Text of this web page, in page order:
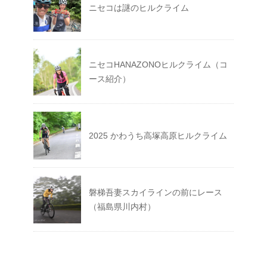
ニセコは謎のヒルクライム
ニセコHANAZONOヒルクライム（コ
ース紹介）
2025 かわうち高塚高原ヒルクライム
磐梯吾妻スカイラインの前にレース
（福島県川内村）